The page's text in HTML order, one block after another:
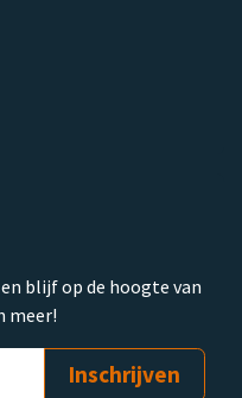
blijf op de hoogte van
meer!
Inschrijven